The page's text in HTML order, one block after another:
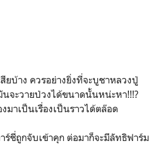
ยบ้าง ควรอย่างยิ่งที่จะบูชาหลวงปู่
นจะวายป่วงได้ขนาดนั้นหน่ะหา!!!?
มาเป็นเรื่องเป็นราวได้ตล๊อด
ชี่ถูกจับเข้าคุก ต่อมาก็จะมีลัทธิฟาร์ม